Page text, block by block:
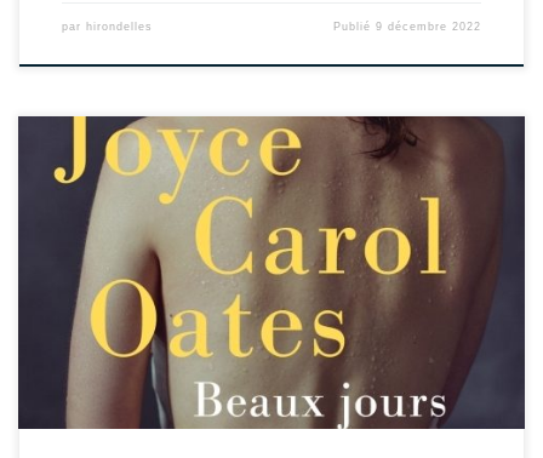
par hirondelles Publié9 décembre 2022
La grande écrivaine américaine nous offre ici un recueil de nouvelles écrites
à différentes époques, comme un florilège de sa prose. La première partie
regroupe des intrigues de vie quotidienne, qui mettent souvent face à face
deux personnes : amants, mère et fils… dans un décor parfois naturel
(beaucoup d’eau) […]